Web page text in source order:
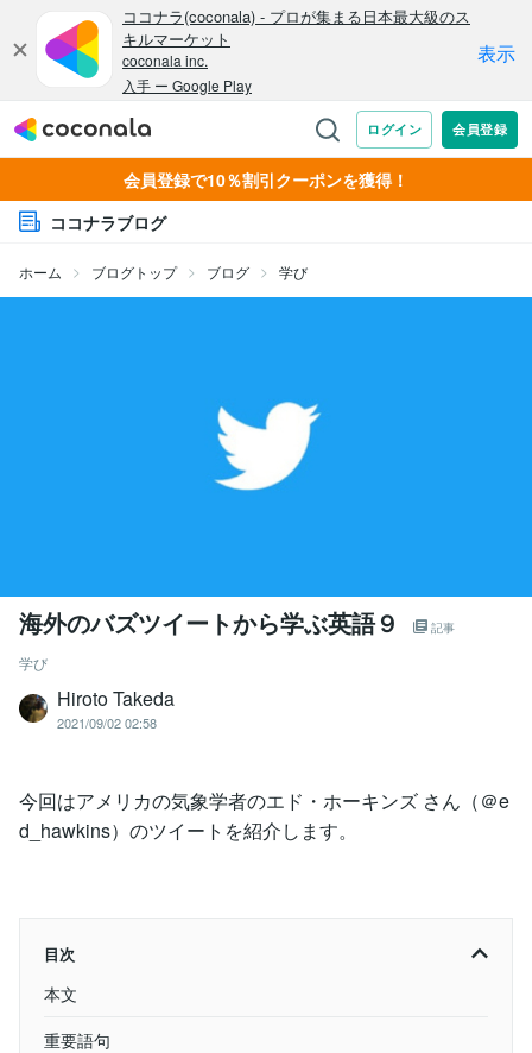
会員登録で10％割引クーポンを獲得！
ココナラブログ
ホーム ブログトップ ブログ 学び
海外のバズツイートから学ぶ英語９ 記事
学び
Hiroto Takeda
2021/09/02 02:58
今回はアメリカの気象学者のエド・ホーキンズ さん（＠e
d_hawkins）のツイートを紹介します。
目次
本文
重要語句